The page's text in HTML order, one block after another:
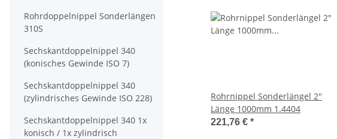
Rohrnippel Sonderlängel 2"
Länge 1000mm 1.4404
221,76 € *
Rohrdoppelnippel Sonderlängen
310S
Sechskantdoppelnippel 340
(konisches Gewinde ISO 7)
Sechskantdoppelnippel 340
(zylindrisches Gewinde ISO 228)
Sechskantdoppelnippel 340 1x
konisch / 1x zylindrisch